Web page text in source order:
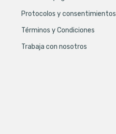
Protocolos y consentimientos
Términos y Condiciones
Trabaja con nosotros